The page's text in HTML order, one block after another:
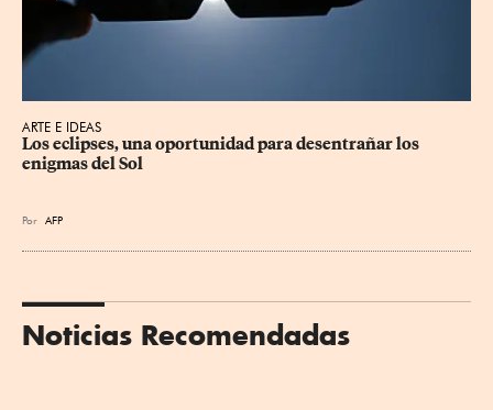
ARTE E IDEAS
Los eclipses, una oportunidad para desentrañar los
enigmas del Sol
Por AFP
Noticias Recomendadas